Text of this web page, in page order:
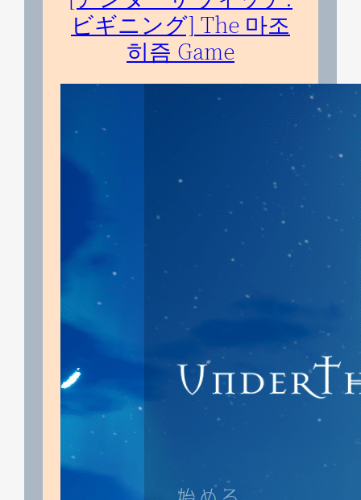
ビギニング] The 마조
히즘 Game